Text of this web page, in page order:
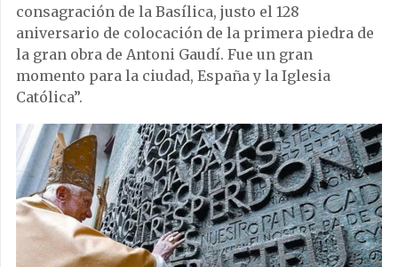
consagración de la Basílica, justo el 128
aniversario de colocación de la primera piedra de
la gran obra de Antoni Gaudí. Fue un gran
momento para la ciudad, España y la Iglesia
Católica”.